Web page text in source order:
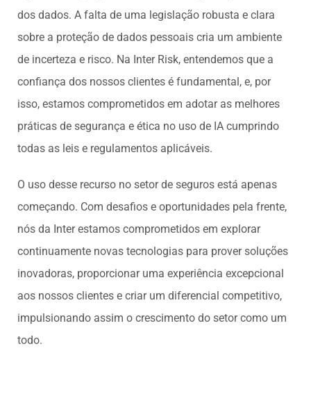
dos dados. A falta de uma legislação robusta e clara
sobre a proteção de dados pessoais cria um ambiente
de incerteza e risco. Na Inter Risk, entendemos que a
confiança dos nossos clientes é fundamental, e, por
isso, estamos comprometidos em adotar as melhores
práticas de segurança e ética no uso de IA cumprindo
todas as leis e regulamentos aplicáveis.
O uso desse recurso no setor de seguros está apenas
começando. Com desafios e oportunidades pela frente,
nós da Inter estamos comprometidos em explorar
continuamente novas tecnologias para prover soluções
inovadoras, proporcionar uma experiência excepcional
aos nossos clientes e criar um diferencial competitivo,
impulsionando assim o crescimento do setor como um
todo.